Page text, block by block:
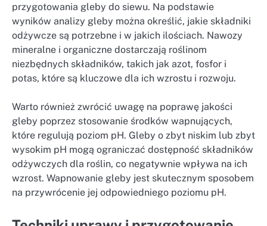
przygotowania gleby do siewu. Na podstawie
wyników analizy gleby można określić, jakie składniki
odżywcze są potrzebne i w jakich ilościach. Nawozy
mineralne i organiczne dostarczają roślinom
niezbędnych składników, takich jak azot, fosfor i
potas, które są kluczowe dla ich wzrostu i rozwoju.
Warto również zwrócić uwagę na poprawę jakości
gleby poprzez stosowanie środków wapnujących,
które regulują poziom pH. Gleby o zbyt niskim lub zbyt
wysokim pH mogą ograniczać dostępność składników
odżywczych dla roślin, co negatywnie wpływa na ich
wzrost. Wapnowanie gleby jest skutecznym sposobem
na przywrócenie jej odpowiedniego poziomu pH.